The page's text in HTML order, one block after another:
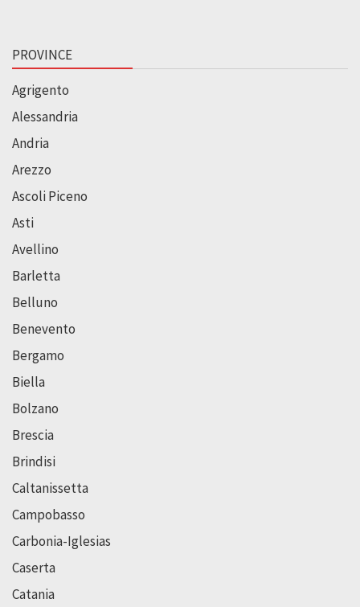
PROVINCE
Agrigento
Alessandria
Andria
Arezzo
Ascoli Piceno
Asti
Avellino
Barletta
Belluno
Benevento
Bergamo
Biella
Bolzano
Brescia
Brindisi
Caltanissetta
Campobasso
Carbonia-Iglesias
Caserta
Catania